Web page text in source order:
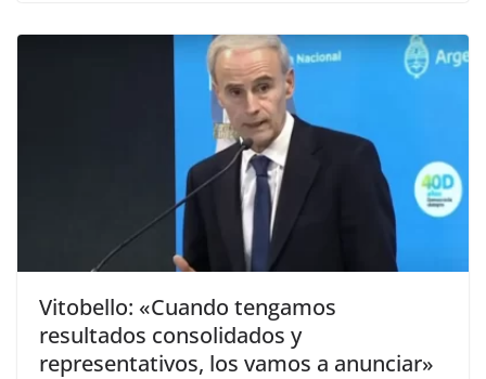
Vitobello: «Cuando tengamos
resultados consolidados y
representativos, los vamos a anunciar»